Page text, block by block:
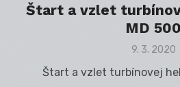
Štart a vzlet
MD 500
Posted
9. 3. 2020
Štart a vzlet turbínovej